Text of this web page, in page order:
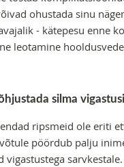
ohustada sinu
- kätepesu enne
leotamine
silma
ripsmeid ole eriti
pöördub palju
vigastustega